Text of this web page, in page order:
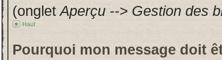
(ongletAperçu --> Gestion des
Haut
Pourquoi mon message doit